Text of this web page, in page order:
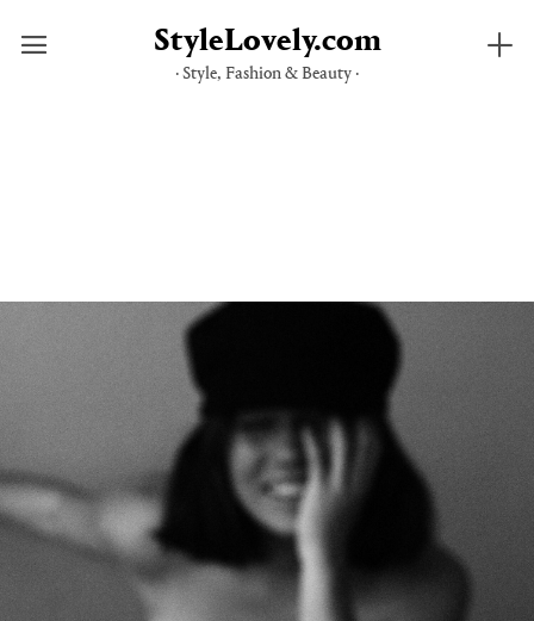
StyleLovely.com
· Style, Fashion & Beauty ·